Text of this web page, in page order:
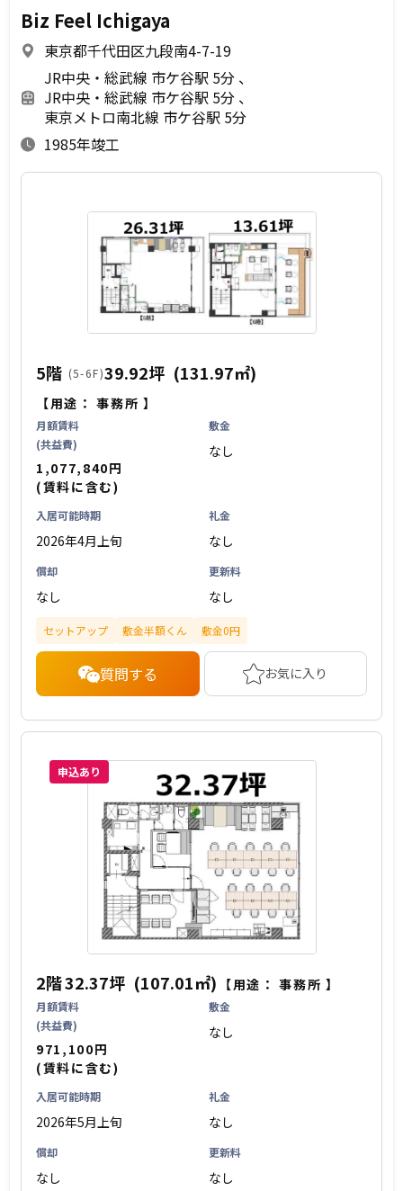
Biz Feel Ichigaya
東京都千代田区九段南4-7-19
JR中央・総武線 市ケ谷駅 5分
JR中央・総武線 市ケ谷駅 5分
東京メトロ南北線 市ケ谷駅 5分
1985年竣工
5階 (5-6F)39.92坪 (131.97㎡)
【用途：事務所 】
月額賃料
(共益費)
1,077,840円
(賃料に含む)
敷金
なし
入居可能時期
2026年4月上旬
礼金
なし
償却
なし
更新料
なし
セットアップ 敷金半額くん 敷金0円
質問する お気に入り
申込あり
2階32.37坪 (107.01㎡) 【用途：事務所 】
月額賃料
(共益費)
971,100円
(賃料に含む)
敷金
なし
入居可能時期
2026年5月上旬
礼金
なし
償却
なし
更新料
なし